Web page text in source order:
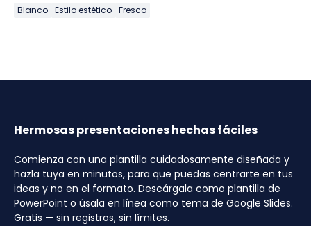
Blanco Estilo estético Fresco
Hermosas presentaciones hechas fáciles
Comienza con una plantilla cuidadosamente diseñada y
hazla tuya en minutos, para que puedas centrarte en tus
ideas y no en el formato. Descárgala como plantilla de
PowerPoint o úsala en línea como tema de Google Slides.
Gratis — sin registros, sin límites.